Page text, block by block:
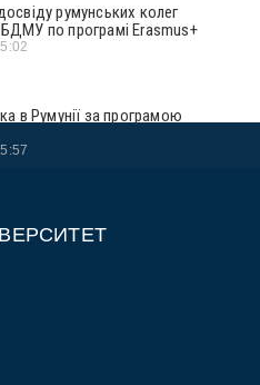
румунських колег
по програмі Erasmus+
в Румунії за програмою